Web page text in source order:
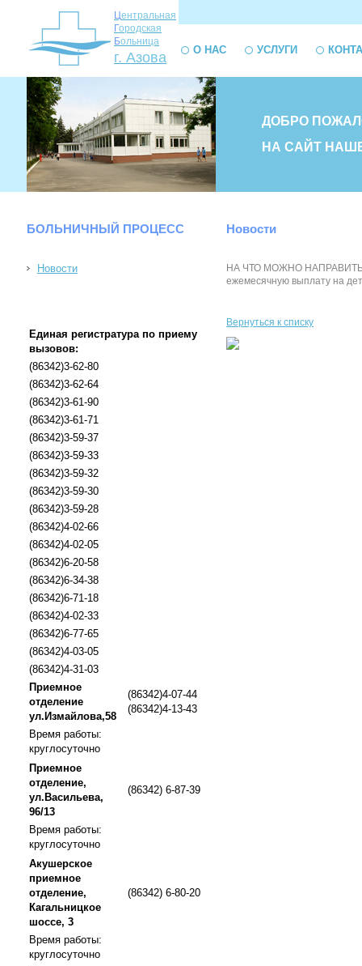
Центральная
Городская
Больница
г. Азова О НАС УСЛУГИ
ДОБРО
НА САЙТ
БОЛЬНИЧНЫЙ ПРОЦЕСС
Новости
Единая регистратура по приему
вызовов:
(86342)3-62-80
(86342)3-62-64
(86342)3-61-90
(86342)3-61-71
(86342)3-59-37
(86342)3-59-33
(86342)3-59-32
(86342)3-59-30
(86342)3-59-28
(86342)4-02-66
(86342)4-02-05
(86342)6-20-58
(86342)6-34-38
(86342)6-71-18
(86342)4-02-33
(86342)6-77-65
(86342)4-03-05
(86342)4-31-03
Приемное
отделение
ул.Измайлова,58
(86342)4-07-44
(86342)4-13-43
Время работы:
круглосуточно
Приемное
отделение,
ул.Васильева,
96/13
(86342) 6-87-39
Время работы:
круглосуточно
Акушерское
приемное
отделение,
Кагальницкое
шоссе, 3
(86342) 6-80-20
Время работы:
круглосуточно
Новости
НА ЧТО МОЖНО НАПРАВИТЬ
ежемесячную выплату на
Вернуться к списку